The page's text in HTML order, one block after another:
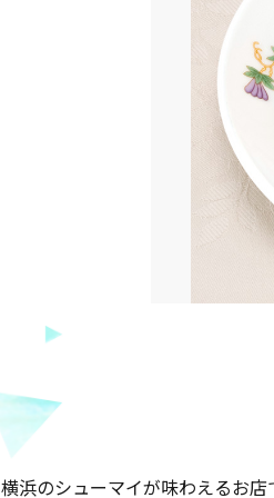
横浜のシューマイが味わえるお店